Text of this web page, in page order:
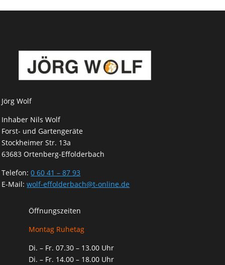
Jörg Wolf
Inhaber Nils Wolf
Forst- und Gartengeräte
Stockheimer Str. 13a
63683 Ortenberg-Effolderbach
Telefon:0 60 41 – 87 93
E-Mail:wolf-effolderbach@t-online.de
Öffnungszeiten
Montag Ruhetag
Di. – Fr. 07.30 – 13.00 Uhr
Di. – Fr. 14.00 – 18.00 Uhr